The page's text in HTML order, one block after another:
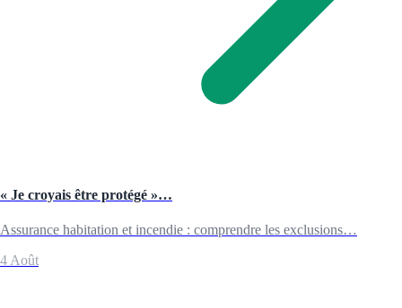
« Je croyais être protégé »…
Assurance habitation et incendie : comprendre les exclusions…
4 Août